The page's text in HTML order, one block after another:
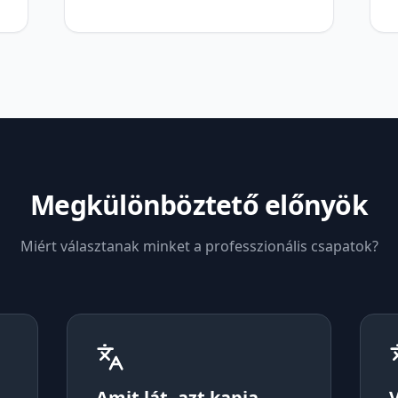
Megkülönböztető előnyök
Miért választanak minket a professzionális csapatok?